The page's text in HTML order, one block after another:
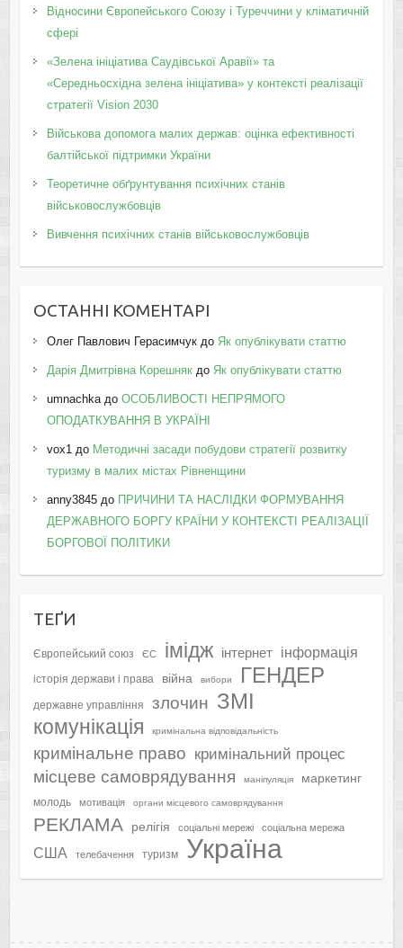
Відносини Європейського Союзу і Туреччини у кліматичній
сфері
«Зелена ініціатива Саудівської Аравії» та
«Середньосхідна зелена ініціатива» у контексті реалізації
стратегії Vision 2030
Військова допомога малих держав: оцінка ефективності
балтійської підтримки України
Теоретичне обґрунтування психічних станів
військовослужбовців
Вивчення психічних станів військовослужбовців
ОСТАННІ КОМЕНТАРІ
Олег Павлович Герасимчукдо Як опублікувати статтю
Дарія Дмитрівна Корешнякдо Як опублікувати статтю
umnachkaдо ОСОБЛИВОСТІ НЕПРЯМОГО
ОПОДАТКУВАННЯ В УКРАЇНІ
vox1 до Методичні засади побудови стратегії розвитку
туризму в малих містах Рівненщини
anny3845до ПРИЧИНИ ТА НАСЛІДКИ ФОРМУВАННЯ
ДЕРЖАВНОГО БОРГУ КРАЇНИ У КОНТЕКСТІ РЕАЛІЗАЦІЇ
БОРГОВОЇ ПОЛІТИКИ
ТЕҐИ
Європейський союз ЄС імідж інтернет інформація
історія держави і права війна вибори ГЕНДЕР
державне управління злочин ЗМІ
комунікація кримінальна відповідальність
кримінальне право кримінальний процес
місцеве самоврядування маніпуляція маркетинг
молодь мотивація органи місцевого самоврядування
РЕКЛАМА релігія соціальні мережі соціальна мережа
США телебачення туризм Україна